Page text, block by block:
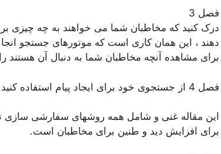
فصل 3
درک کنید که مخاطبان شما می خواهند به چه چیزی
دهند ، این همان کاری است که موتورهای جستجو
برای مشاهده آنچه مخاطبان شما به دنبال آن
فصل 4 از جستجوی خود برای ایجاد پیام استفاده کنید.
این مقاله غنی و شامل همه روشهای سفارشی سازی
برای افزایش دید و طنین برای مخاطبان است.